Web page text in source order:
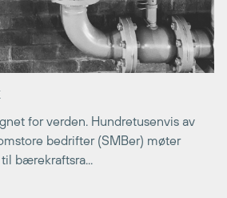
for verden. Hundretusenvis av
bedrifter (SMBer) møter
bærekraftsra...